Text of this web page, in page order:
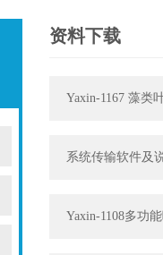
资料下载
Yaxin-1167 藻类
系统传输软件及
Yaxin-1108多功